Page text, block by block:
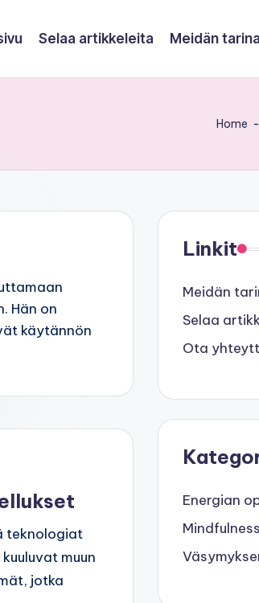
Selaa artikkeleita Meidän
Home -
Hän on
käytännön
teknologiat
muun
jotka
Linkit
Meidän
Selaa
Ota
Energian